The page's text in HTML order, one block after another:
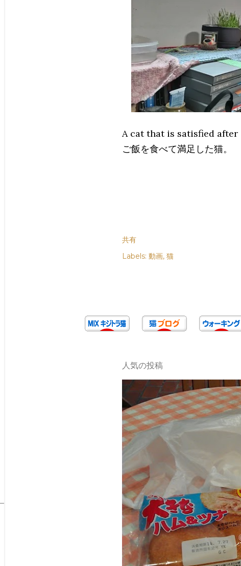
A cat that is satisfied after
ご飯を食べて満足した猫。
共有
Labels: 動画 猫
人気の投稿